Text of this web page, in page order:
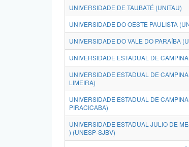
UNIVERSIDADE DE TAUBATÉ (UNITAU)
UNIVERSIDADE DO OESTE PAULISTA
UNIVERSIDADE DO VALE DO PARAÍBA
UNIVERSIDADE ESTADUAL DE
UNIVERSIDADE ESTADUAL DE
LIMEIRA)
UNIVERSIDADE ESTADUAL DE
PIRACICABA)
UNIVERSIDADE ESTADUAL JULIO DE
) (UNESP-SJBV)